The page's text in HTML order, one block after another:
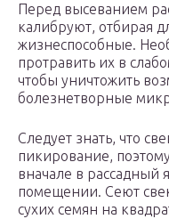
Перед высеванием
калибруют, отбирая
жизнеспособные.
протравить их в
чтобы уничтожить
болезнетворные
Следует знать, что
пикирование,
вначале в рассадный
помещении. Сеют
сухих семян на